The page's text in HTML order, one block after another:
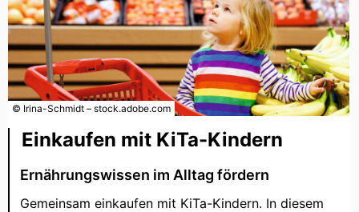
© Irina-Schmidt – stock.adobe.com
Einkaufen mit KiTa-Kindern
Ernährungswissen im Alltag fördern
Gemeinsam einkaufen mit KiTa-Kindern. In diesem